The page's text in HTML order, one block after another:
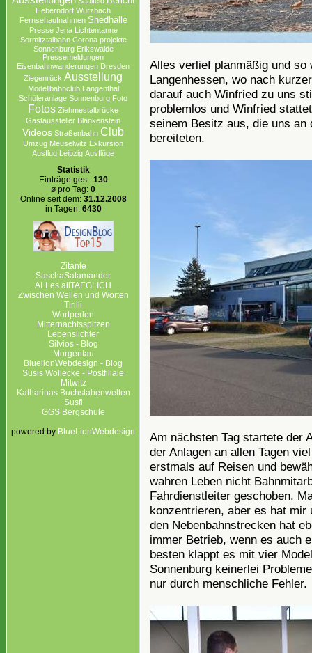
Heberndorf Wurzbach
Fernsehaufnahmen Shedhalle
Presse Jena Lichtentanne
Sormitztalbahn Corona projekte
Sonnenburg Erikswalde
Pressemeldungen
Eisenbahnwanderungen Dresden
Ziegenrück Ausstellung
Modellbahnclub Langenthal
Schüleranlage Sonnenburg Foto
Fotos Ziehmestalbrücke
Gastaussteller Blankenstein
Videos Straßenbahn Club
Umzug Meuselwitz Exkursion
Ausflug Leipzig Ausflüge
Statistik
Einträge ges.: 130
ø pro Tag: 0
Online seit dem: 31.12.2008
in Tagen: 6430
Zitante
SaschaSalamander
ALLes allTAEGLICH
Zwischen Wellen und Worten
Tirilli
Wortperlen
Mitternachtsspitzen
Lebenslichter
Silvios - Blog
Morgentau
BluelionWebdesign - Blog
Susis Wollecke - Postfiliale
Mitwitz
Katharinas Buchstabenwelten
Susfi
GGS Bergschule
powered by BlueLionWebdesign
Alles verlief planmäßig und
Langenhessen, wo nach
darauf auch Winfried zu uns
problemlos und Winfried
seinem Besitz aus, die uns an
bereiteten.
Am nächsten Tag startete der
der Anlagen an allen Tagen
erstmals auf Reisen und
wahren Leben nicht
Fahrdienstleiter geschoben.
konzentrieren, aber es hat mir
den Nebenbahnstrecken hat
immer Betrieb, wenn es auch
besten klappt es mit vier
Sonnenburg keinerlei
nur durch menschliche Fehler.